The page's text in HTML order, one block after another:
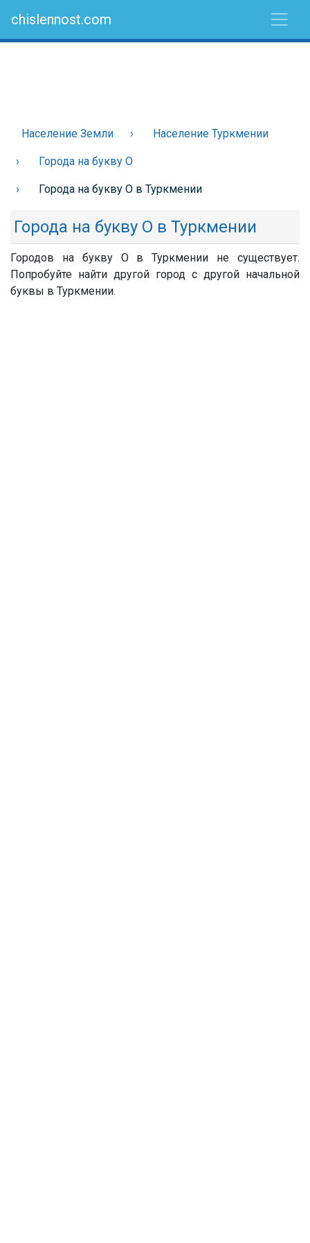
chislennost.com
Население Земли Население Туркмении
Города на букву О
Города на букву О в Туркмении
Города на букву О в Туркмении
Городов на букву О в Туркмении не существует.
Попробуйте найти другой город с другой начальной
буквы в Туркмении.